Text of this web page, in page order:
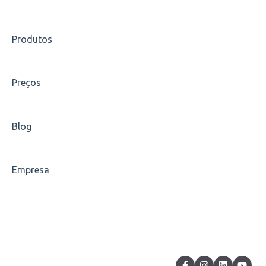
Carreiras
Produtos
Preços
Blog
Empresa